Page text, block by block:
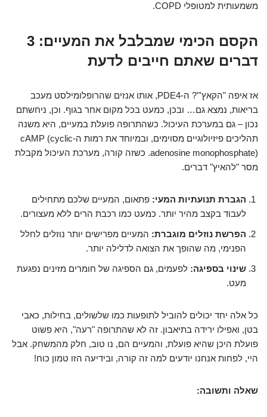
משמעותית למטופלי COPD.
הקסם הכימי שמבלבל את המעיים: 3
דברים שאתם חייבים לדעת
אז איפה "הקאץ'"? ה-PDE4, אותו אנזים שהרופלומילסט מעכב
בריאות, נמצא גם… ובכן, כמעט בכל מקום אחר בגוף. וכן, ניחשתם
נכון – גם במערכת העיכול. כשהתרופה פועלת במעיים, היא משנה
תהליכים פיזיולוגיים מסוימים, ובמיוחד את רמות ה-cAMP (cyclic
adenosine monophosphate). כשזה קורה, מערכת העיכול מקבלת
מסר "להאיץ" דברים.
הגברת תנועתיות המעי: פתאום, המעיים שלכם מתחילים
לעבוד בקצב מהיר יותר. כמעט כמו רכבת הרים ללא מעצורים.
הפרשת נוזלים מוגברת: המעיים מפרישים יותר נוזלים לחלל
הפנימי, מה שהופך את הצואה לדלילה יותר.
שינוי בספיגה: לפעמים, גם הספיגה של חומרים מזינים נפגעת
מעט.
כל אלה יחד יכולים להוביל לתופעות כמו שלשולים, בחילות, כאבי
בטן, ואפילו ירידה בתיאבון. זה לא שהתרופה "רעה", היא פשוט
פועלת היכן שהיא פועלת, והמעיים הם, נו טוב, חלק מהמשחק. אבל
היי, לפחות אנחנו יודעים למה זה קורה, ובידיעה הזו טמון כוח!
שאלה ותשובה: